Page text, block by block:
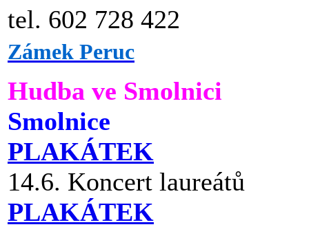
tel. 602 728 422
Zámek Peruc
Hudba ve Smolnici
Smolnice
PLAKÁTEK
14.6. Koncert laureátů
PLAKÁTEK